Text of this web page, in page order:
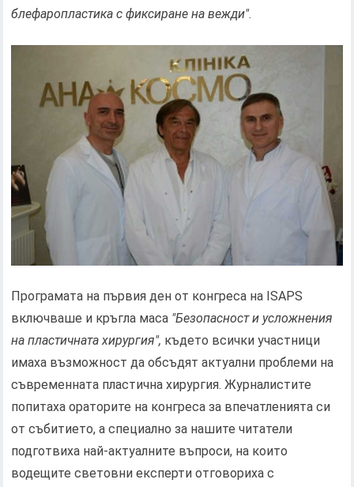
блефаропластика с фиксиране на вежди".
Програмата на първия ден от конгреса на ISAPS
включваше и кръгла маса "Безопасност и усложнения
на пластичната хирургия", където всички участници
имаха възможност да обсъдят актуални проблеми на
съвременната пластична хирургия. Журналистите
попитаха ораторите на конгреса за впечатленията си
от събитието, а специално за нашите читатели
подготвиха най-актуалните въпроси, на които
водещите световни експерти отговориха с